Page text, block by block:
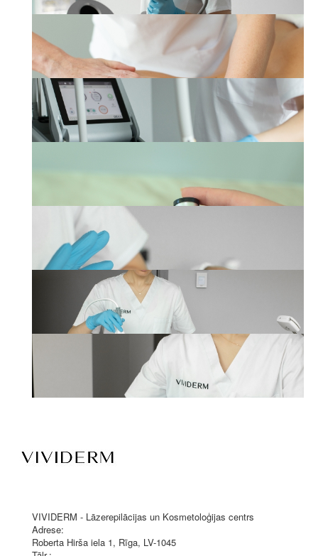
VIVIDERM - Lāzerepilācijas un Kosmetoloģijas centrs
Adrese:
Roberta Hirša iela 1, Rīga, LV-1045